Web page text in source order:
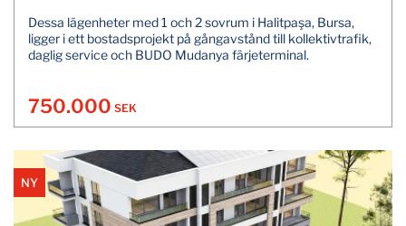
Dessa lägenheter med 1 och 2 sovrum i Halitpaşa, Bursa,
ligger i ett bostadsprojekt på gångavstånd till kollektivtrafik,
daglig service och BUDO Mudanya färjeterminal.
750.000 SEK
NY